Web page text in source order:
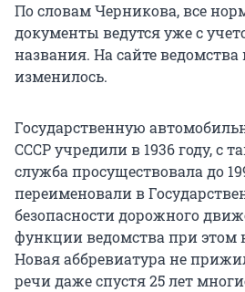
По словам Черникова, все
документы ведутся уже с
названия. На сайте
изменилось.
Государственную
СССР учредили в 1936 году, с
служба просуществовала до
переименовали в
безопасности дорожного
функции ведомства при этом
Новая аббревиатура не
речи даже спустя 25 лет